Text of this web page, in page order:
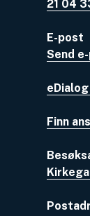
21 04
E-post
Send
Finn